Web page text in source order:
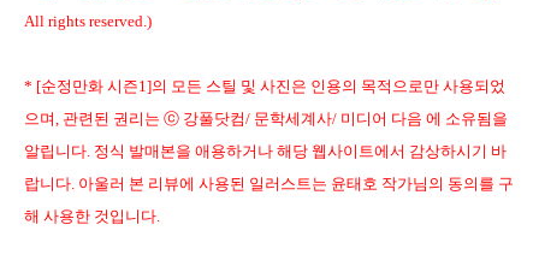
All rights reserved.)
* [순정만화 시즌1]의 모든 스틸 및 사진은 인용의 목적으로만 사용되었
으며, 관련된 권리는 ⓒ 강풀닷컴/ 문학세계사/ 미디어 다음 에 소유됨을
알립니다. 정식 발매본을 애용하거나 해당 웹사이트에서 감상하시기 바
랍니다. 아울러 본 리뷰에 사용된 일러스트는 윤태호 작가님의 동의를 구
해 사용한 것입니다.